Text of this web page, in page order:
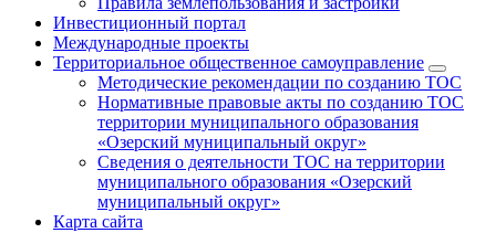
Инвестиционный портал
Международные проекты
Территориальное общественное самоуправление
Методические рекомендации по созданию ТОС
Нормативные правовые акты по созданию ТОС
территории муниципального образования
«Озерский муниципальный округ»
Сведения о деятельности ТОС на территории
муниципального образования «Озерский
муниципальный округ»
Карта сайта